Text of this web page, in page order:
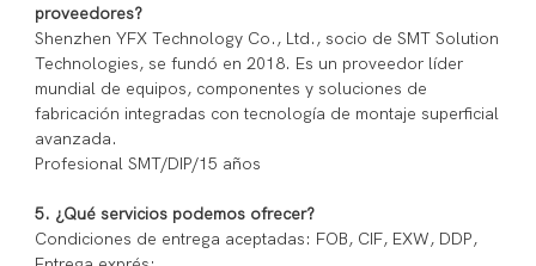
proveedores?
Shenzhen YFX Technology Co., Ltd., socio de SMT Solution
Technologies, se fundó en 2018. Es un proveedor líder
mundial de equipos, componentes y soluciones de
fabricación integradas con tecnología de montaje superficial
avanzada.
Profesional SMT/DIP/15 años
5. ¿Qué servicios podemos ofrecer?
Condiciones de entrega aceptadas: FOB, CIF, EXW, DDP,